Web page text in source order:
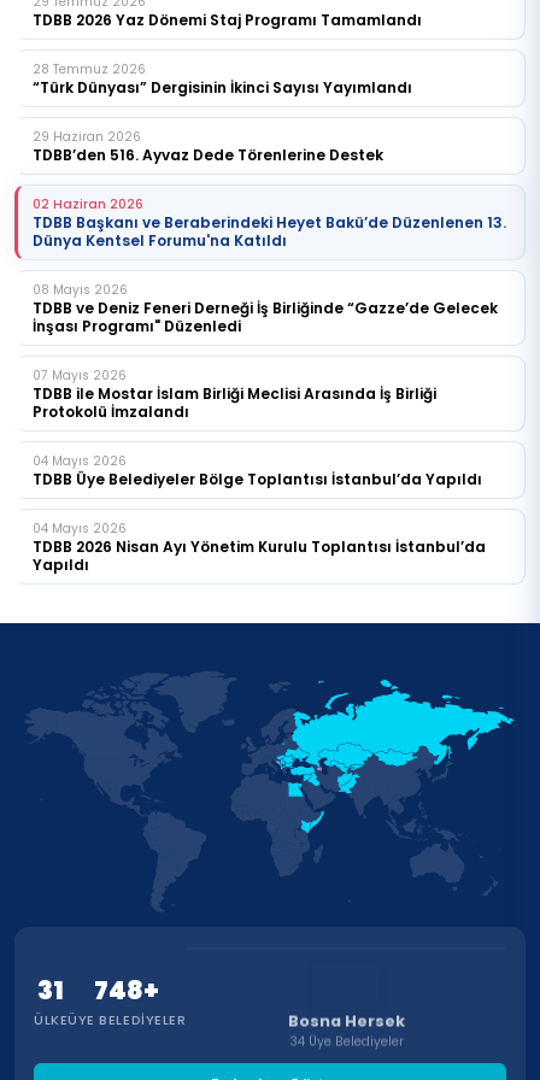
TDBB 2026 Yaz Dönemi Staj Programı Tamamlandı
28 Temmuz 2026
“Türk Dünyası” Dergisinin İkinci Sayısı Yayımlandı
29 Haziran 2026
TDBB’den 516. Ayvaz Dede Törenlerine Destek
02 Haziran 2026
TDBB Başkanı ve Beraberindeki Heyet Bakü’de Düzenlenen 13.
Dünya Kentsel Forumu'na Katıldı
08 Mayıs 2026
TDBB ve Deniz Feneri Derneği İş Birliğinde “Gazze’de Gelecek
İnşası Programı" Düzenledi
07 Mayıs 2026
TDBB ile Mostar İslam Birliği Meclisi Arasında İş Birliği
Protokolü İmzalandı
04 Mayıs 2026
TDBB Üye Belediyeler Bölge Toplantısı İstanbul’da Yapıldı
04 Mayıs 2026
TDBB 2026 Nisan Ayı Yönetim Kurulu Toplantısı İstanbul’da
Yapıldı
31
ÜLKE
748+
ÜYE BELEDIYELER Bosna Hersek
34 Üye Belediyeler